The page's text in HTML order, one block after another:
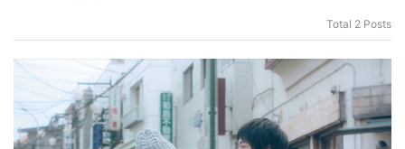
Total 2 Posts